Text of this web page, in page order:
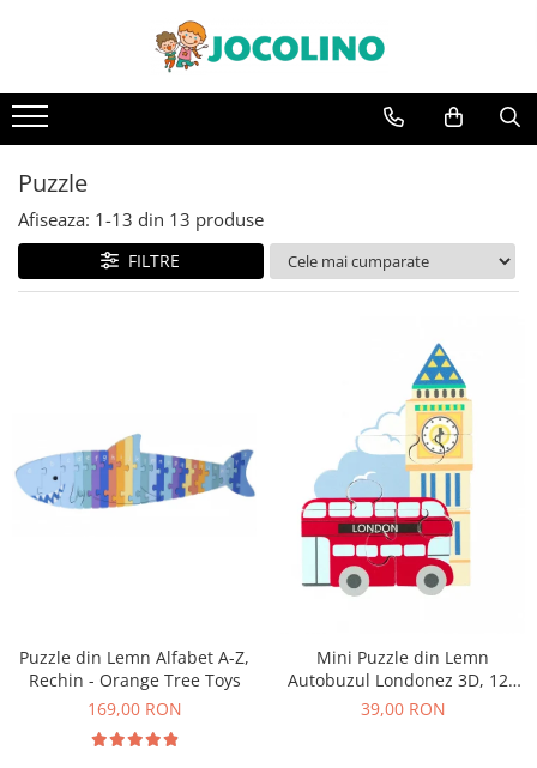
1 - 2 Ani
4 - 5 Ani
5 - 6 Ani
Puzzle
Afiseaza: 1-13 din 13 produse
FILTRE
Puzzle din Lemn Alfabet A-Z,
Rechin - Orange Tree Toys
169,00 RON
Mini Puzzle din Lemn
Autobuzul Londonez 3D, 12+
Luni, 4 Piese
39,00 RON